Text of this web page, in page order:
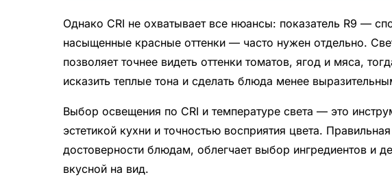
Однако CRI не охватывает все нюансы: показатель R9 —
насыщенные красные оттенки — часто нужен отдельно.
позволяет точнее видеть оттенки томатов, ягод и мяса,
исказить теплые тона и сделать блюда менее
Выбор освещения по CRI и температуре света — это
эстетикой кухни и точностью восприятия цвета.
достоверности блюдам, облегчает выбор ингредиентов и
вкусной на вид.